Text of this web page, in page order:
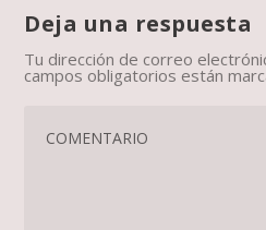
Deja una respuesta
Tu dirección de correo
campos obligatorios están